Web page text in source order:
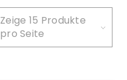
Zeige 15 Produkte
pro Seite